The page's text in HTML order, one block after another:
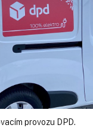
provozu DPD.